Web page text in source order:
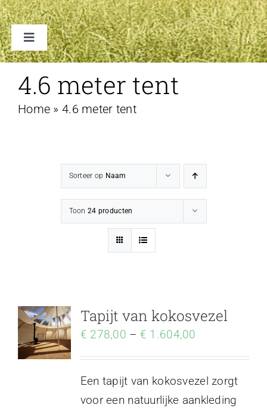
Toggle
Navigation
ACCESSOIRES
CONTACT
4.6 meter tent
Home » 4.6 meter tent
Sorteer op Naam
Toon 24 producten
Tapijt van kokosvezel
€ 278,00 – € 1.604,00
Een tapijt van kokosvezel zorgt
voor een natuurlijke aankleding